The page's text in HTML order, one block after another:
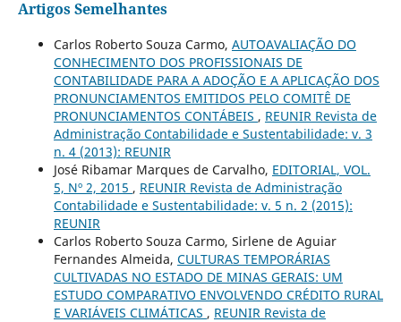
Artigos Semelhantes
Carlos Roberto Souza Carmo, AUTOAVALIAÇÃO DO
CONHECIMENTO DOS PROFISSIONAIS DE
CONTABILIDADE PARA A ADOÇÃO E A APLICAÇÃO DOS
PRONUNCIAMENTOS EMITIDOS PELO COMITÊ DE
PRONUNCIAMENTOS CONTÁBEIS , REUNIR Revista de
Administração Contabilidade e Sustentabilidade: v. 3
n. 4 (2013): REUNIR
José Ribamar Marques de Carvalho, EDITORIAL, VOL.
5, Nº 2, 2015 , REUNIR Revista de Administração
Contabilidade e Sustentabilidade: v. 5 n. 2 (2015):
REUNIR
Carlos Roberto Souza Carmo, Sirlene de Aguiar
Fernandes Almeida, CULTURAS TEMPORÁRIAS
CULTIVADAS NO ESTADO DE MINAS GERAIS: UM
ESTUDO COMPARATIVO ENVOLVENDO CRÉDITO RURAL
E VARIÁVEIS CLIMÁTICAS , REUNIR Revista de